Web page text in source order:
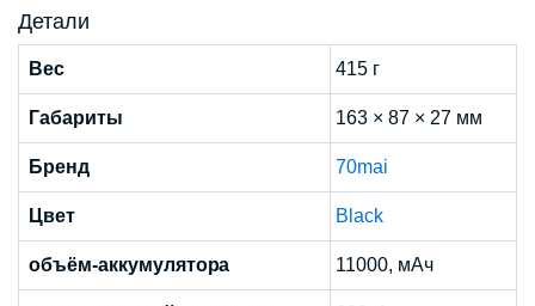
Детали
Вес 415 г
Габариты 163 × 87 × 27 мм
Бренд 70mai
Цвет Black
объём-аккумулятора 11000, мАч